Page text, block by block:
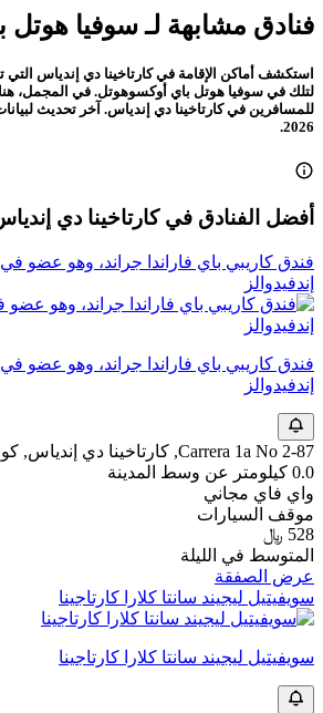
فنادق مشابهة لـ سوفيا
استكشف أماكن الإقامة في كارتاخينا دي إندياس
2026.
أفضل الفنادق في كارتاخينا دي
فندق كاريبي باي فاراندا جراند، وهو عضو
إندفيدوالز
فندق كاريبي باي فاراندا جراند، وهو عضو
إندفيدوالز
Carrera 1a No 2-87, كارتاخينا دي إندياس, كولومبيا
0.0 كيلومتر عن وسط المدينة
واي فاي مجاني
موقف السيارات
528 ﷼
المتوسط في الليلة
عرض الصفقة
سويفيتيل ليجيند سانتا كلارا كارتاجينا
سويفيتيل ليجيند سانتا كلارا كارتاجينا